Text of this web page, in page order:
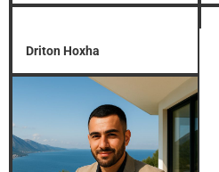
Driton Hoxha